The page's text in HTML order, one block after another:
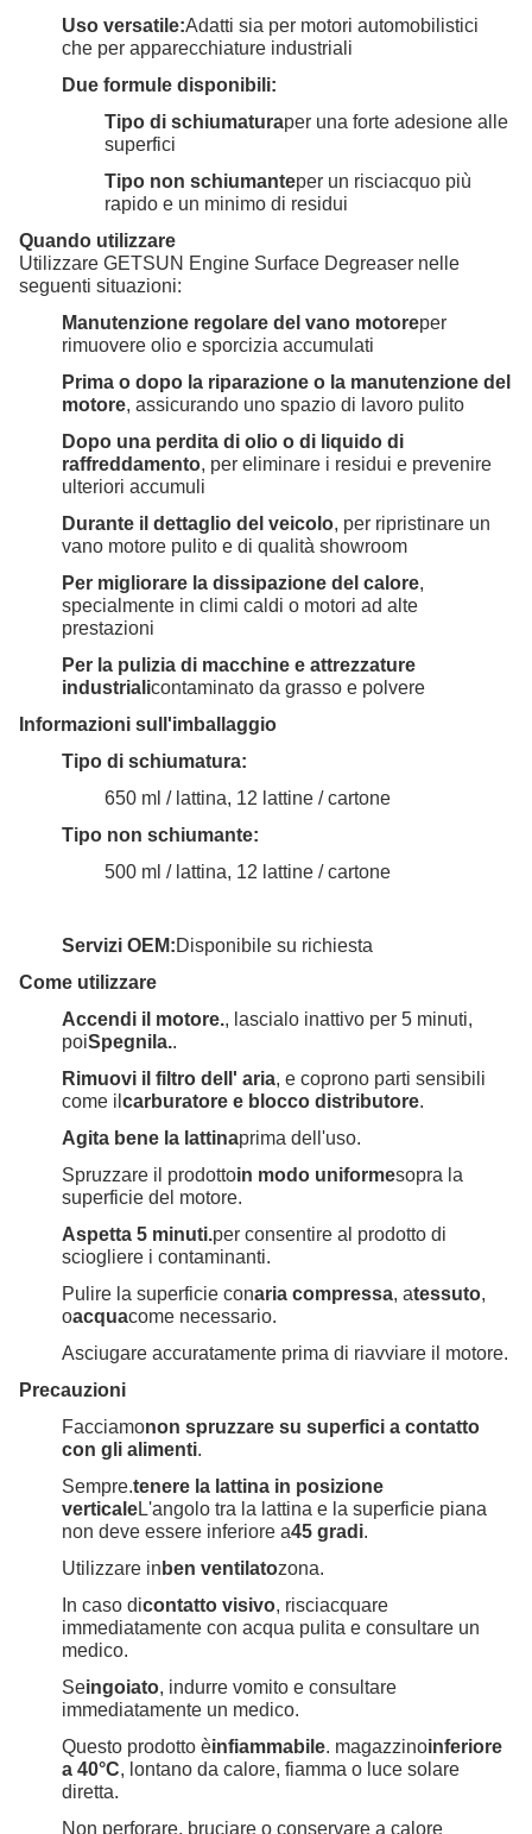
Uso versatile:Adatti sia per motori automobilistici
che per apparecchiature industriali
Due formule disponibili:
Tipo di schiumaturaper una forte adesione alle
superfici
Tipo non schiumanteper un risciacquo più
rapido e un minimo di residui
Quando utilizzare
Utilizzare GETSUN Engine Surface Degreaser nelle
seguenti situazioni:
Manutenzione regolare del vano motoreper
rimuovere olio e sporcizia accumulati
Prima o dopo la riparazione o la manutenzione del
motore, assicurando uno spazio di lavoro pulito
Dopo una perdita di olio o di liquido di
raffreddamento, per eliminare i residui e prevenire
ulteriori accumuli
Durante il dettaglio del veicolo, per ripristinare un
vano motore pulito e di qualità showroom
Per migliorare la dissipazione del calore,
specialmente in climi caldi o motori ad alte
prestazioni
Per la pulizia di macchine e attrezzature
industrialicontaminato da grasso e polvere
Informazioni sull'imballaggio
Tipo di schiumatura:
650 ml / lattina, 12 lattine / cartone
Tipo non schiumante:
500 ml / lattina, 12 lattine / cartone
Servizi OEM:Disponibile su richiesta
Come utilizzare
Accendi il motore., lascialo inattivo per 5 minuti,
poiSpegnila..
Rimuovi il filtro dell' aria, e coprono parti sensibili
come ilcarburatore e blocco distributore.
Agita bene la lattinaprima dell'uso.
Spruzzare il prodottoin modo uniformesopra la
superficie del motore.
Aspetta 5 minuti.per consentire al prodotto di
sciogliere i contaminanti.
Pulire la superficie conaria compressa, atessuto,
oacquacome necessario.
Asciugare accuratamente prima di riavviare il motore.
Precauzioni
Facciamonon spruzzare su superfici a contatto
con gli alimenti.
Sempre.tenere la lattina in posizione
verticaleL'angolo tra la lattina e la superficie piana
non deve essere inferiore a45 gradi.
Utilizzare inben ventilatozona.
In caso dicontatto visivo, risciacquare
immediatamente con acqua pulita e consultare un
medico.
Seingoiato, indurre vomito e consultare
immediatamente un medico.
Questo prodotto èinfiammabile. magazzinoinferiore
a 40°C, lontano da calore, fiamma o luce solare
diretta.
Non perforare, bruciare o conservare a calore